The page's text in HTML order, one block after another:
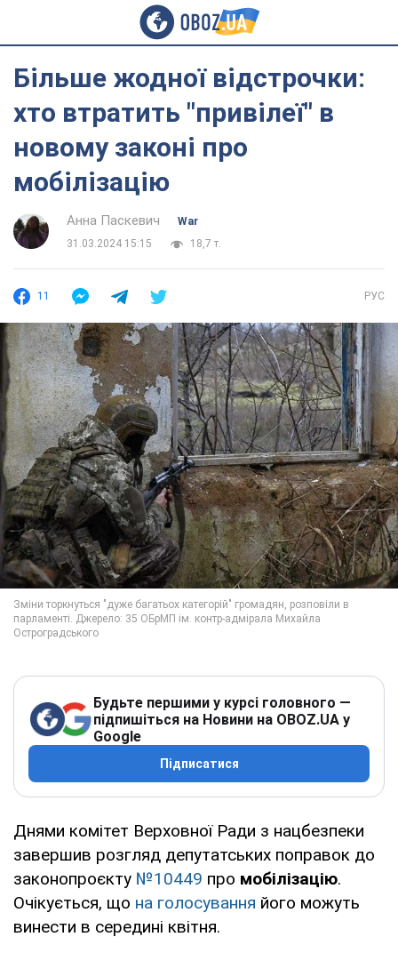
Більше жодної відстрочки:
хто втратить "привілеї" в
новому законі про
мобілізацію
Анна Паскевич
War
31.03.2024 15:15
18,7 т.
11 РУС
Будьте першими у курсі головного —
підпишіться на Новини на OBOZ.UA у
Google
Підписатися
Днями комітет Верховної Ради з нацбезпеки
завершив розгляд депутатських поправок до
законопроєкту №10449 про мобілізацію.
Очікується, що на голосування його можуть
винести в середині квітня.